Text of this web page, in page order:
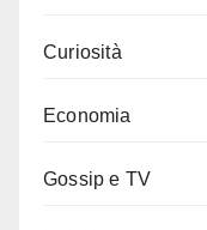
Curiosità
Economia
Gossip e TV